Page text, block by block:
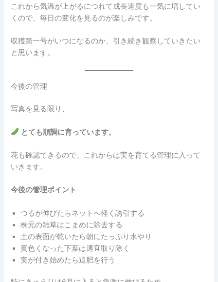
これから気温が上がるにつれて成長速度も一気に増してい
くので、毎日の変化を見るのが楽しみです。
収穫第一号がいつになるのか、引き続き観察していきたい
と思います。
今後の管理
写真を見る限り、
とても順調に育っています。
花も確認できるので、これからは実を育てる管理に入って
いきます。
今後の管理ポイント
つるが伸びたらネットへ軽く誘引する
株元の雑草はこまめに除去する
土の表面が乾いたら朝にたっぷり水やり
黄色くなった下葉は適宜取り除く
実が付き始めたら追肥を行う